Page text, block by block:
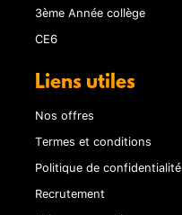
3ème Année collège
CE6
Liens utiles
Nos offres
Termes et conditions
Politique de confidentialité
Recrutement